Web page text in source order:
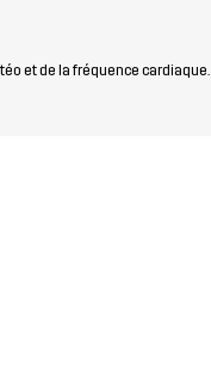
et de la fréquence cardiaque.